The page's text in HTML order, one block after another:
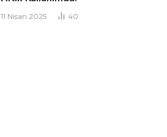
11 Nisan 2025 40